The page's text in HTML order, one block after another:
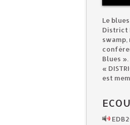
Le
District
Blues ».
«
est